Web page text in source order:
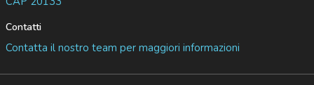
Contatti
Contatta il nostro team per maggiori informazioni